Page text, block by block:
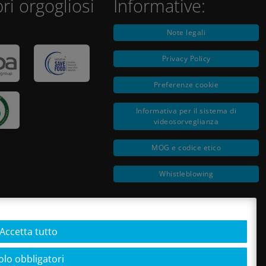
orgogliosi
Informative:
Note legali
Privacy Policy
Preferenze cookie
Informativa per il sistema di
videosorveglianza
MOG e codice etico
Whistleblowing
Accetta tutto
obbligatori